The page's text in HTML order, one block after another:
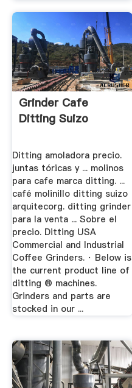
Grinder Cafe
Ditting Suizo
Ditting amoladora precio.
juntas tóricas y ... molinos
para cafe marca ditting. ...
café molinillo ditting suizo
arquitecorg. ditting grinder
para la venta ... Sobre el
precio. Ditting USA
Commercial and Industrial
Coffee Grinders. · Below is
the current product line of
ditting ® machines.
Grinders and parts are
stocked in our ...